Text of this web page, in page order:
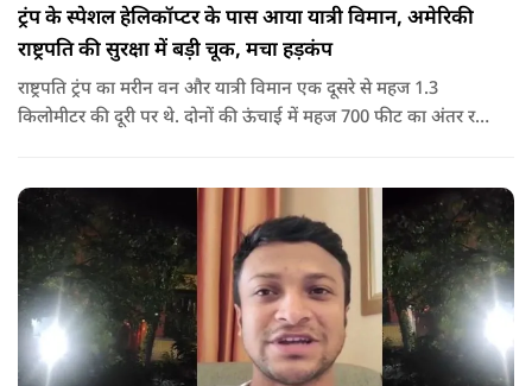
ट्रंप के स्पेशल हेलिकॉप्टर के पास आया यात्री विमान, अमेरिकी
राष्ट्रपति की सुरक्षा में बड़ी चूक, मचा हड़कंप
राष्ट्रपति ट्रंप का मरीन वन और यात्री विमान एक दूसरे से महज 1.3
किलोमीटर की दूरी पर थे. दोनों की ऊंचाई में महज 700 फीट का अंतर रह